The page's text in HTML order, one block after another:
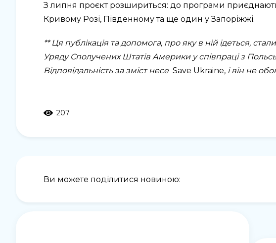
З липня проєкт розшириться: до програми
Кривому Розі, Південному та ще один у Запоріжжі.
** Ця публікація та допомога, про яку в ній ідеться,
Уряду Сполучених Штатів Америки у співпраці з
Відповідальність за зміст несе Save Ukraine, і він не
207
Ви можете поділитися новиною: